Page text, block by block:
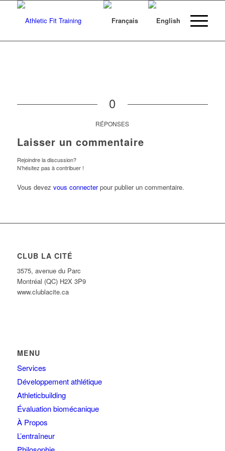
0
RÉPONSES
Laisser un commentaire
Rejoindre la discussion?
N’hésitez pas à contribuer !
Vous devez vous connecterpour publier un commentaire.
CLUB LA CITÉ
3575, avenue du Parc
Montréal (QC) H2X 3P9
www.clublacite.ca
MENU
Services
Développement athlétique
Athleticbuilding
Évaluation biomécanique
À Propos
L’entraîneur